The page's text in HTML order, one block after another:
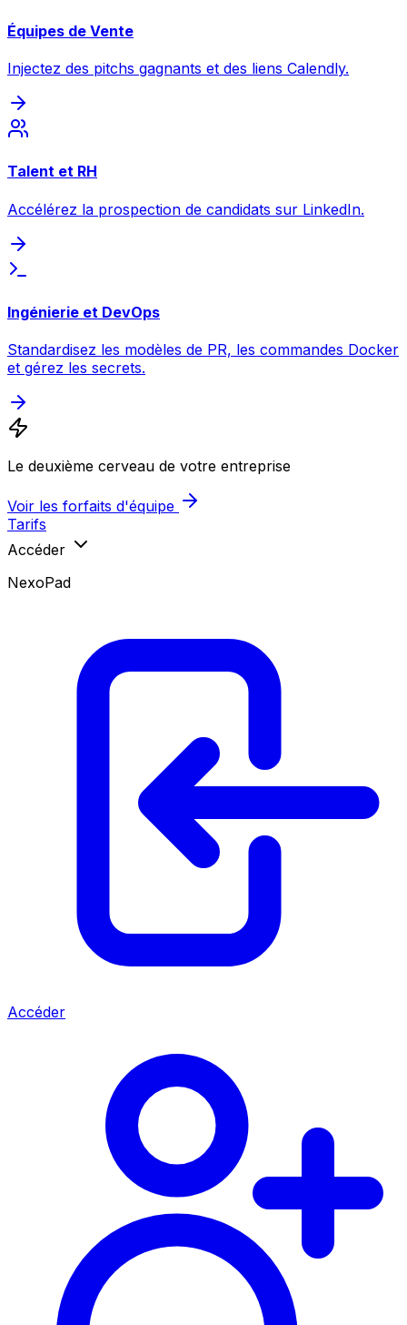
Équipes de Vente
Injectez des pitchs gagnants et des liens Calendly.
Talent et RH
Accélérez la prospection de candidats sur LinkedIn.
Ingénierie et DevOps
Standardisez les modèles de PR, les commandes Docker
et gérez les secrets.
Le deuxième cerveau de votre entreprise
Voir les forfaits d'équipe
Tarifs
Accéder
NexoPad
Accéder